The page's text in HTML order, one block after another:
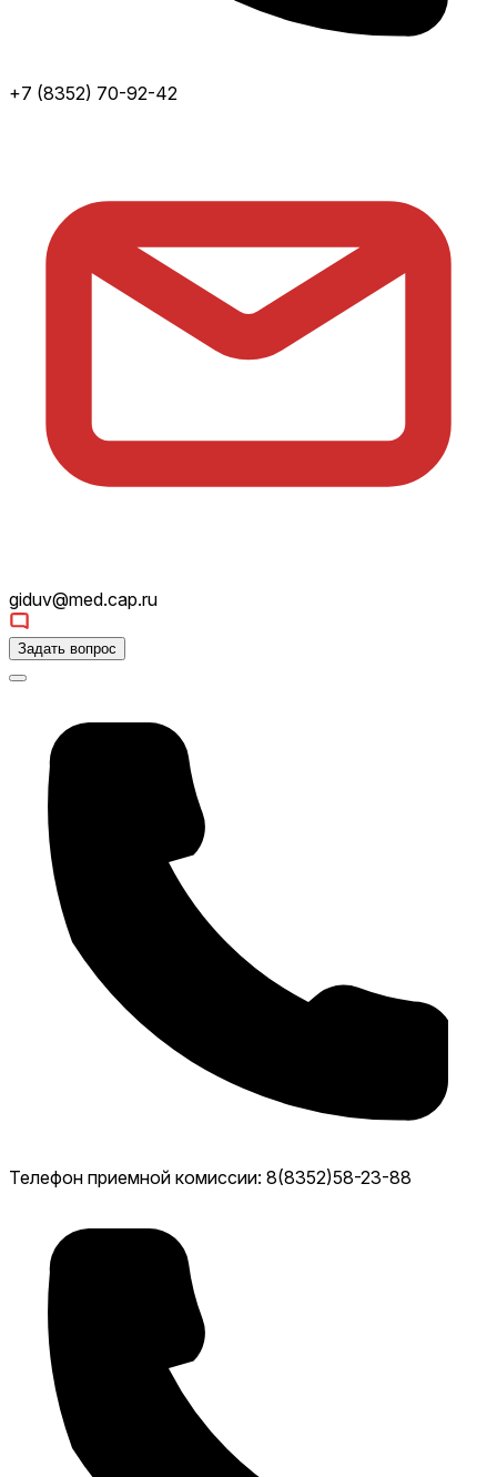
+7 (8352) 70-92-42
giduv@med.cap.ru
Задать вопрос
Телефон приемной комиссии: 8(8352)58-23-88